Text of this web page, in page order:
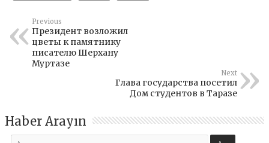
Previous
Президент возложил
цветы к памятнику
писателю Шерхану
Муртазе
Next
Глава государства посетил
Дом студентов в Таразе
Haber Arayın